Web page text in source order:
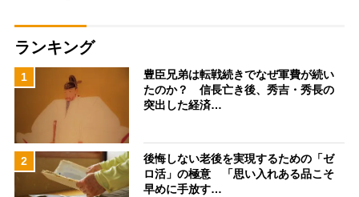
ランキング
1
豊臣兄弟は転戦続きでなぜ軍費が続い
たのか？ 信長亡き後、秀吉・秀長の
突出した経済…
2
後悔しない老後を実現するための「ゼ
ロ活」の極意 「思い入れある品こそ
早めに手放す…